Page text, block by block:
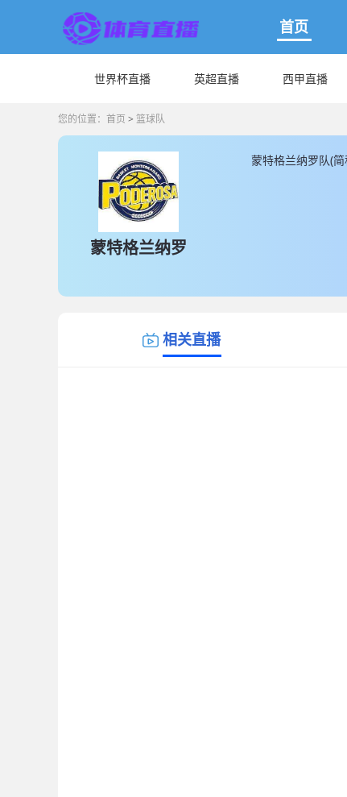
首页
世界杯直播 英超直播 西甲直播
您的位置： 首页 > 篮球队
蒙特格兰纳罗
蒙特格兰纳罗队(
直播为您提供最
相关直播